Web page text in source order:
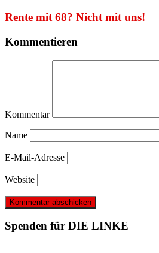
Rente mit 68? Nicht mit uns!
Kommentieren
Kommentar
Name
E-Mail-Adresse
Website
Spenden für DIE LINKE